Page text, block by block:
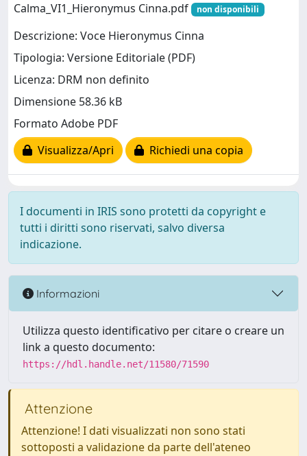
Calma_VI1_Hieronymus Cinna.pdf
non disponibili
Descrizione: Voce Hieronymus Cinna
Tipologia: Versione Editoriale (PDF)
Licenza: DRM non definito
Dimensione 58.36 kB
Formato Adobe PDF
Visualizza/Apri
Richiedi una copia
I documenti in IRIS sono protetti da copyright e
tutti i diritti sono riservati, salvo diversa
indicazione.
Informazioni
Utilizza questo identificativo per citare o creare un
link a questo documento:
https://hdl.handle.net/11580/71590
Attenzione
Attenzione! I dati visualizzati non sono stati
sottoposti a validazione da parte dell'ateneo